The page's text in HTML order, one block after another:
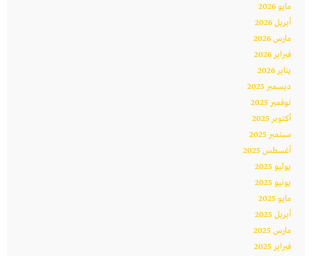
مايو 2026
أبريل 2026
مارس 2026
فبراير 2026
يناير 2026
ديسمبر 2025
نوفمبر 2025
أكتوبر 2025
سبتمبر 2025
أغسطس 2025
يوليو 2025
يونيو 2025
مايو 2025
أبريل 2025
مارس 2025
فبراير 2025